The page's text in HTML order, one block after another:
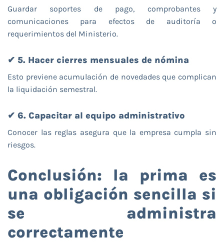
Guardar soportes de pago, comprobantes y
comunicaciones para efectos de auditoría o
requerimientos del Ministerio.
✔ 5. Hacer cierres mensuales de nómina
Esto previene acumulación de novedades que complican
la liquidación semestral.
✔ 6. Capacitar al equipo administrativo
Conocer las reglas asegura que la empresa cumpla sin
riesgos.
Conclusión: la prima es
una obligación sencilla si
se administra
correctamente